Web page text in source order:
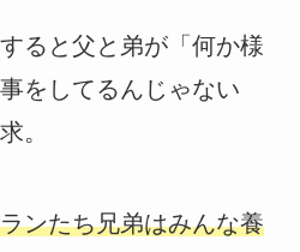
ると父と弟が「何か様
をしてるんじゃない
。
ンたち兄弟はみんな養